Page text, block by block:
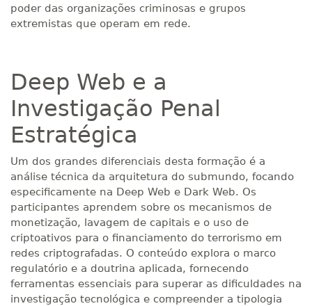
poder das organizações criminosas e grupos
extremistas que operam em rede.
Deep Web e a
Investigação Penal
Estratégica
Um dos grandes diferenciais desta formação é a
análise técnica da arquitetura do submundo, focando
especificamente na Deep Web e Dark Web. Os
participantes aprendem sobre os mecanismos de
monetização, lavagem de capitais e o uso de
criptoativos para o financiamento do terrorismo em
redes criptografadas. O conteúdo explora o marco
regulatório e a doutrina aplicada, fornecendo
ferramentas essenciais para superar as dificuldades na
investigação tecnológica e compreender a tipologia